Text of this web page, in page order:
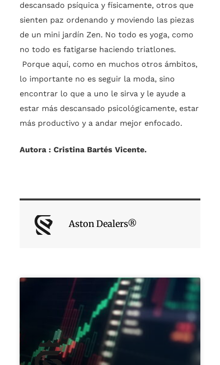
descansado psíquica y físicamente, otros que
sienten paz ordenando y moviendo las piezas
de un mini jardín Zen. No todo es yoga, como
no todo es fatigarse haciendo triatlones.
Porque aquí, como en muchos otros ámbitos,
lo importante no es seguir la moda, sino
encontrar lo que a uno le sirva y le ayude a
estar más descansado psicológicamente, estar
más productivo y a andar mejor enfocado.
Autora : Cristina Bartés Vicente.
Aston Dealers®